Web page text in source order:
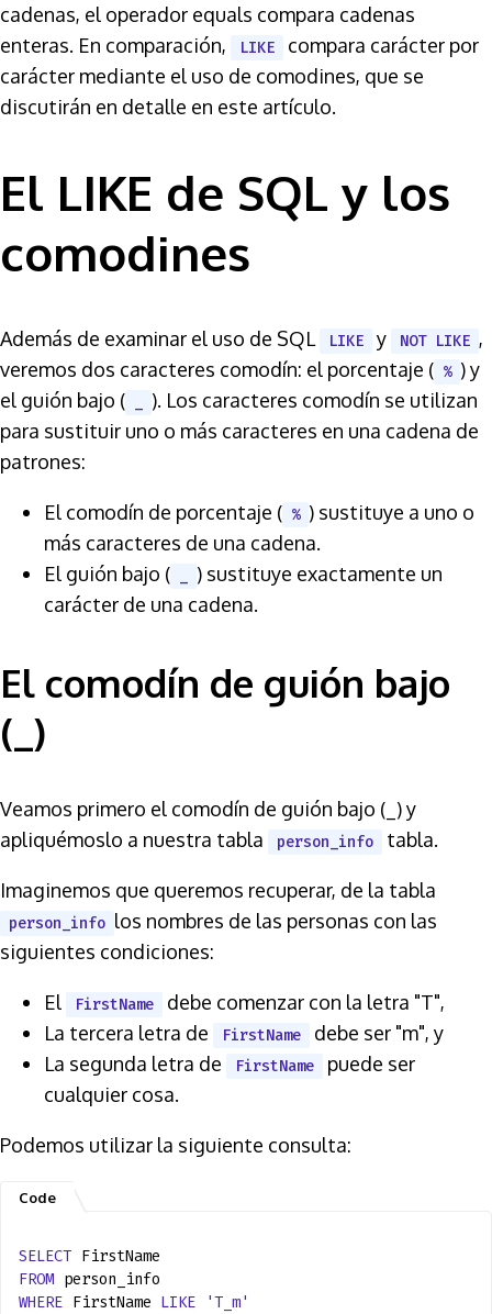
cadenas, el operador equals compara cadenas
enteras. En comparación,
LIKE
compara carácter por
carácter mediante el uso de comodines, que se
discutirán en detalle en este artículo.
El LIKE de SQL y los
comodines
Además de examinar el uso de SQL LIKE y NOT LIKE ,
veremos dos caracteres comodín: el porcentaje ( % ) y
el guión bajo (
). Los caracteres comodín se utilizan
para sustituir uno o más caracteres en una cadena de
patrones:
El comodín de porcentaje ( % ) sustituye a uno o
más caracteres de una cadena.
El guión bajo (
) sustituye exactamente un
carácter de una cadena.
El comodín de guión bajo
(_)
Veamos primero el comodín de guión bajo (_) y
apliquémoslo a nuestra tabla
person_info tabla.
Imaginemos que queremos recuperar, de la tabla
person_info los nombres de las personas con las
siguientes condiciones:
El FirstName
debe comenzar con la letra "T",
La tercera letra de
FirstName
debe ser "m", y
La segunda letra de
FirstName
puede ser
cualquier cosa.
Podemos utilizar la siguiente consulta:
SELECT FirstName
FROM person_info
WHERE FirstName LIKE 'T_m'